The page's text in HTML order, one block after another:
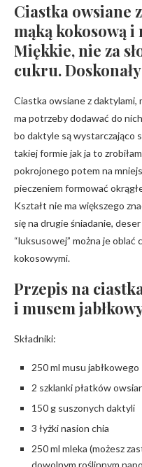
Ciastka owsiane
mąką kokosową i
Miękkie, nie za
cukru.
Ciastka owsiane z
ma potrzeby dodawać do
bo daktyle są wystarczająco
takiej formie jak ja to
pokrojonego potem na
pieczeniem formować
Kształt nie ma większego
się na drugie śniadanie,
“luksusowej” można je oblać
kokosowymi.
Przepis na
i musem
Składniki:
250 ml musu jabłkowego
2 szklanki płatków
150 g suszonych daktyli
3 łyżki nasion chia
250 ml mleka (możesz